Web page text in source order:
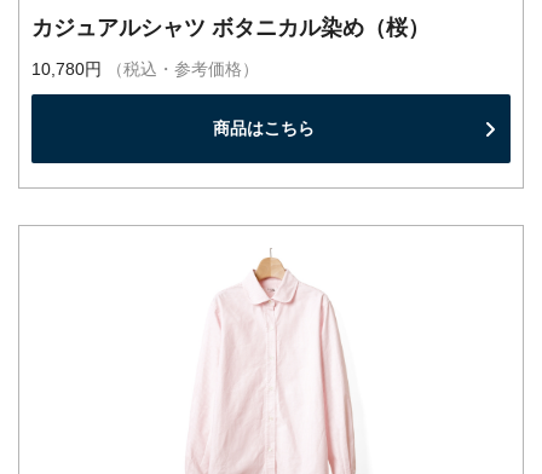
カジュアルシャツ ボタニカル染め（桜）
10,780円 （税込・参考価格）
商品はこちら